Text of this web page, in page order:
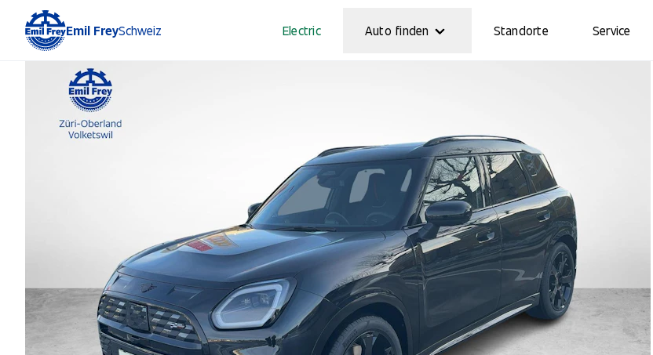
Emil FreySchweiz Electric Auto finden Standorte Service